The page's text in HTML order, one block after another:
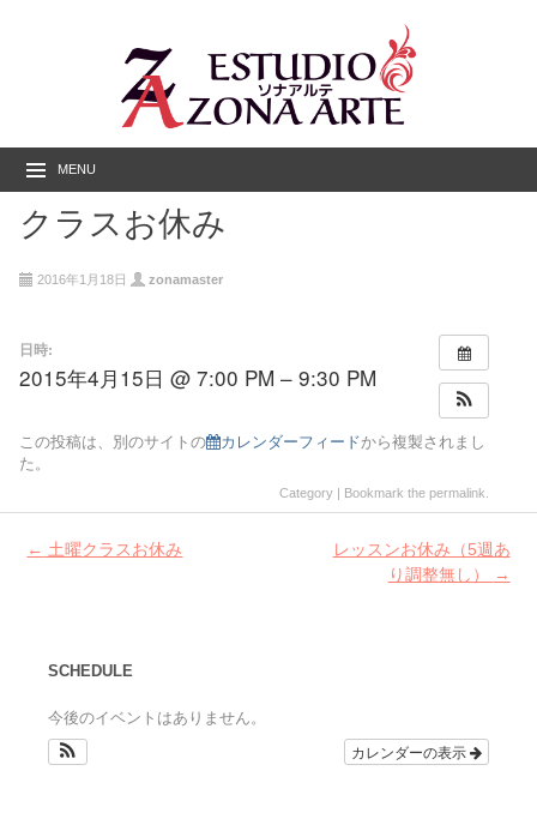
MENU
クラスお休み
2016年1月18日 zonamaster
日時:
2015年4月15日 @ 7:00 PM – 9:30 PM
この投稿は、別のサイトの カレンダーフィードから複製されまし
た。
Category | Bookmark the permalink
Post
← 土曜クラスお休み
レッスンお休み（5週あ
り調整無し）
→
SCHEDULE
今後のイベントはありません。
カレンダーの表示